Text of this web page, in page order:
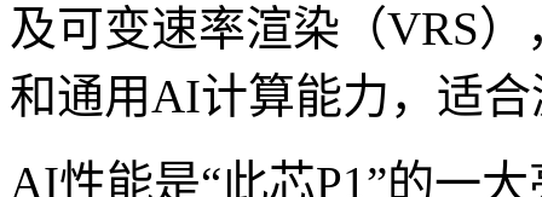
及可变速率渲染（VRS
和通用AI计算能力，适
AI性能是“此芯P1”的一